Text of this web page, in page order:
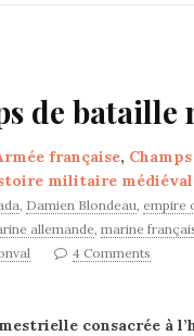
de bataille
française,
militaire
, Damien Blondeau, empire
allemande, marine
4 Comments
consacrée à